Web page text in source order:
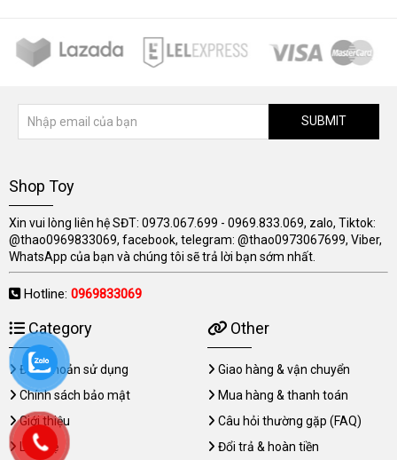
SUBMIT
Shop Toy
Xin vui lòng liên hệ SĐT: 0973.067.699 - 0969.833.069, zalo, Tiktok:
@thao0969833069, facebook, telegram: @thao0973067699, Viber,
WhatsApp của bạn và chúng tôi sẽ trả lời bạn sớm nhất.
Hotline: 0969833069
Category
Điều khoản sử dụng
Chính sách bảo mật
Giới thiệu
Liên hệ
Other
Giao hàng & vận chuyển
Mua hàng & thanh toán
Câu hỏi thường gặp (FAQ)
Đổi trả & hoàn tiền